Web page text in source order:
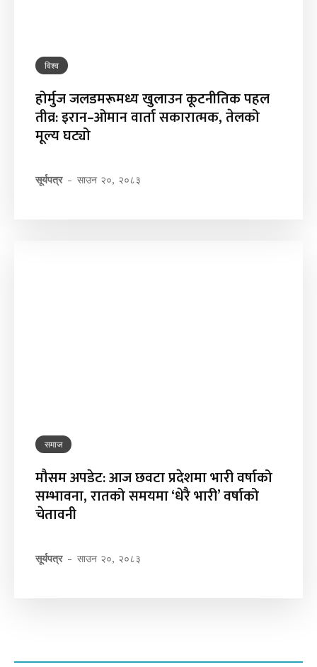
विश्व
होर्मुज जलडमरूमध्य खुलाउन कूटनीतिक पहल
तीव्र: इरान–ओमान वार्ता सकारात्मक, तेलको
मूल्य घट्यो
सूर्यपत्र - साउन २०, २०८३
समाज
मौसम अपडेट: आज छवटा प्रदेशमा भारी वर्षाको
सम्भावना, रातको समयमा ‘धेरै भारी’ वर्षाको
चेतावनी
सूर्यपत्र - साउन २०, २०८३